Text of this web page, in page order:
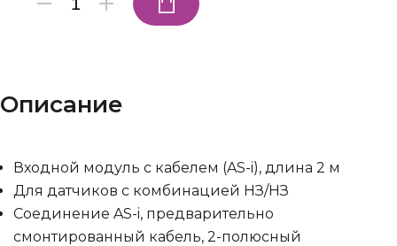
Описание
Входной модуль с кабелем (AS-i), длина 2 м
Для датчиков с комбинацией НЗ/НЗ
Соединение AS-i, предварительно
смонтированный кабель, 2-полюсный